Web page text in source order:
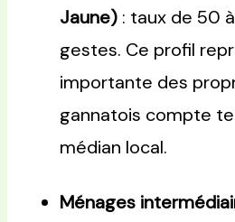
Jaune) : taux de 50
gestes. Ce profil
importante des
gannatois compte
médian local.
Ménages